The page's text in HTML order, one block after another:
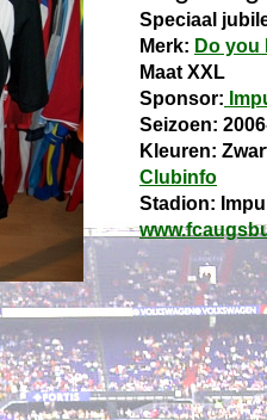
Speciaal
Merk: Do you
Maat XXL
Sponsor:
Seizoen:
Kleuren:
Clubinfo
Stadion: